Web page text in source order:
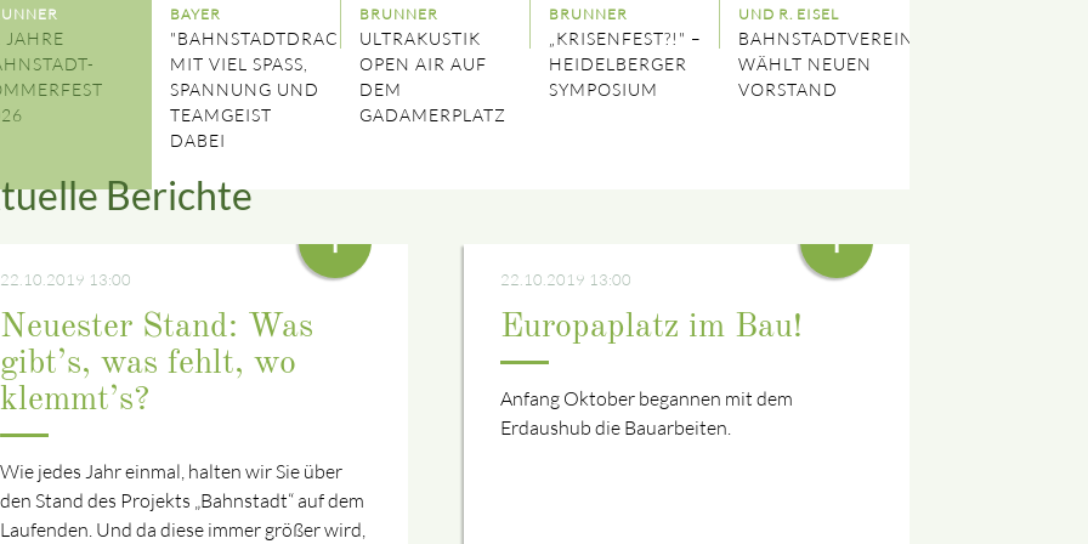
JAHRE
BAYER
"BAHNSTADTDRACHEN"
MIT VIEL SPASS, S
PANNUNG UND T
EAMGEIST D
ABEI
BRUNNER
ULTRAKUSTIK
OPEN AIR AUF
DEM
GADAMERPLATZ
BRUNNER
„KRISENFEST?!" –
HEIDELBERGER
SYMPOSIUM
UND R. EISEL
BAHNSTADTVEREIN
WÄHLT NEUEN
VORSTAND
Berichte
22.10.2019 13:00
Neuester Stand: Was
gibt’s, was fehlt, wo
klemmt’s?
Wie jedes Jahr einmal, halten wir Sie über
den Stand des Projekts „Bahnstadt“ auf dem
Laufenden. Und da diese immer größer wird,
+
22.10.2019 13:00
Europaplatz im Bau!
Anfang Oktober begannen mit dem
Erdaushub die Bauarbeiten.
+